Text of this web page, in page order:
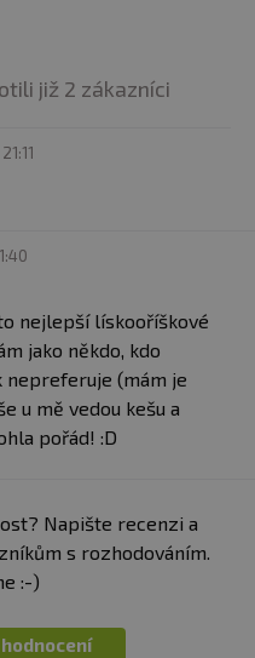
již 2 zákazníci
nejlepší lískooříškové
jako někdo, kdo
nepreferuje (mám je
u mě vedou kešu a
pořád! :D
Napište recenzi a
s rozhodováním.
:-)